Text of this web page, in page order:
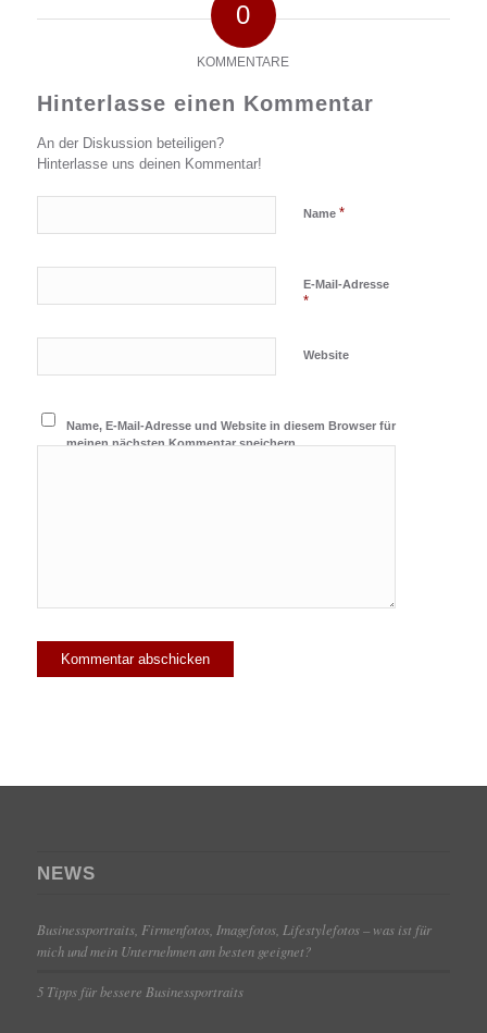
0
KOMMENTARE
Hinterlasse einen Kommentar
An der Diskussion beteiligen?
Hinterlasse uns deinen Kommentar!
Name *
E-Mail-Adresse
*
Website
Name, E-Mail-Adresse und Website in diesem Browser für
meinen nächsten Kommentar speichern.
NEWS
Businessportraits, Firmenfotos, Imagefotos, Lifestylefotos – was ist für
mich und mein Unternehmen am besten geeignet?
5 Tipps für bessere Businessportraits